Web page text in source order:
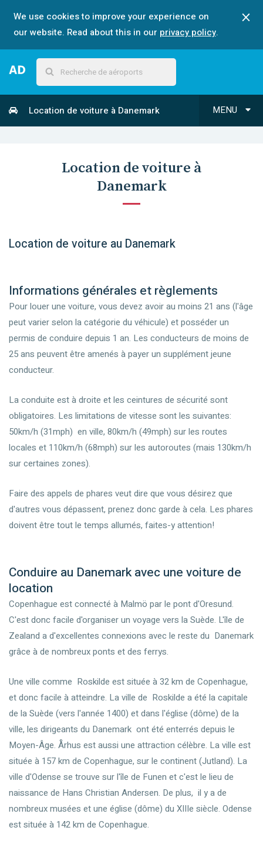
We use cookies to improve your experience on
our website. Read about this in our privacy policy.
MENU
Location de voiture à Danemark
Location de voiture à
Danemark
Location de voiture au Danemark
Informations générales et règlements
Pour louer une voiture, vous devez avoir au moins 21 ans (l'âge
peut varier selon la catégorie du véhicule) et posséder un
permis de conduire depuis 1 an. Les conducteurs de moins de
25 ans peuvent être amenés à payer un supplément jeune
conducteur.
La conduite est à droite et les ceintures de sécurité sont
obligatoires. Les limitations de vitesse sont les suivantes:
50km/h (31mph) en ville, 80km/h (49mph) sur les routes
locales et 110km/h (68mph) sur les autoroutes (mais 130km/h
sur certaines zones).
Faire des appels de phares veut dire que vous désirez que
d'autres vous dépassent, prenez donc garde à cela. Les phares
doivent être tout le temps allumés, faites-y attention!
Conduire au Danemark avec une voiture de
location
Copenhague est connecté à Malmö par le pont d'Oresund.
C'est donc facile d'organiser un voyage vers la Suède. L'île de
Zealand a d'excellentes connexions avec le reste du Danemark
grâce à de nombreux ponts et des ferrys.
Une ville comme Roskilde est située à 32 km de Copenhague,
et donc facile à atteindre. La ville de Roskilde a été la capitale
de la Suède (vers l'année 1400) et dans l'église (dôme) de la
ville, les dirigeants du Danemark ont été enterrés depuis le
Moyen-Âge. Århus est aussi une attraction célèbre. La ville est
située à 157 km de Copenhague, sur le continent (Jutland). La
ville d'Odense se trouve sur l'île de Funen et c'est le lieu de
naissance de Hans Christian Andersen. De plus, il y a de
nombreux musées et une église (dôme) du XIIIe siècle. Odense
est située à 142 km de Copenhague.